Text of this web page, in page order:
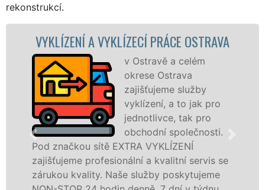
rekonstrukcí.
A VYKLÍZECÍ PRÁCE OSTRAVA
v Ostravě a celém
okrese Ostrava
zajišťujeme služby
vyklízení, a to jak pro
jednotlivce, tak pro
obchodní společnosti.
sítě EXTRA VYKLÍZENÍ
profesionální a kvalitní servis se
Naše služby poskytujeme
jak
zárukou